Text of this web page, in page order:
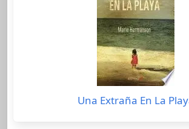
Una Extraña En La